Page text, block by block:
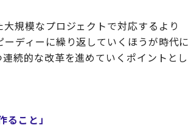
規模なプロジェクトで対応するより
ディーに繰り返していくほうが時代に
続的な改革を進めていくポイントとし
こと」